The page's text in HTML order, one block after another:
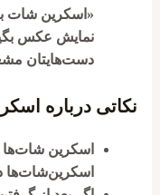
«اسکرین شات
نمایش عکس
دست‌هایتان
نکاتی درباره
اسکرین شات‌ها
اسکرین‌شات‌ها